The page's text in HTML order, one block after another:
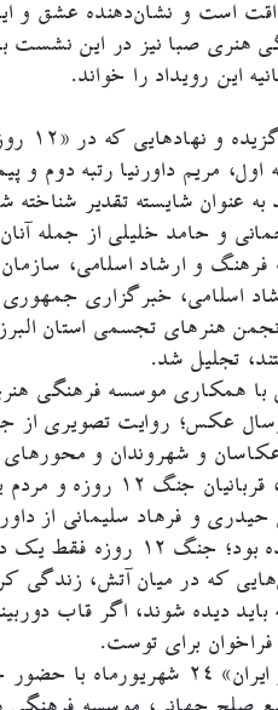
است و نشان‌دهنده عشق و
هنری صبا نیز در این نشست
در
مریم داورنیا رتبه دوم و
عنوان شایسته تقدیر
و حامد خلیلی از جمله
فرهنگ و ارشاد اسلامی،
اسلامی، خبرگزاری جمهوری
تجلیل شد.
همکاری موسسه فرهنگی
از نگاه عکاسان و شهروندان و
زندگی در جنگ ۱۲
و فرهاد سلیمانی از
در فراخوان این رویداد
که در میان آتش، زندگی
دیده شوند، اگر قاب
برای توست.
نمایشگاه عکس «۱۲ روز ایران»